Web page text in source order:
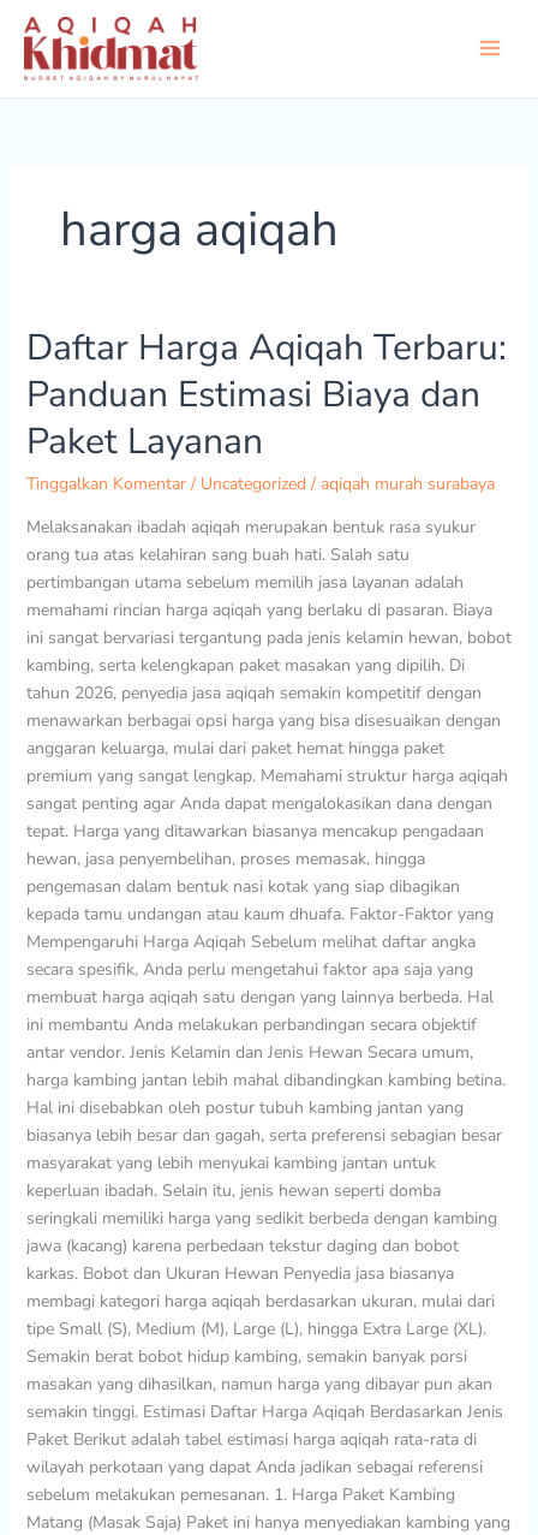
Lewati
konten
harga aqiqah
Daftar Harga Aqiqah Terbaru:
Panduan Estimasi Biaya dan
Paket Layanan
Tinggalkan Komentar / Uncategorized / aqiqah murah surabaya
Melaksanakan ibadah aqiqah merupakan bentuk rasa syukur
orang tua atas kelahiran sang buah hati. Salah satu
pertimbangan utama sebelum memilih jasa layanan adalah
memahami rincian harga aqiqah yang berlaku di pasaran. Biaya
ini sangat bervariasi tergantung pada jenis kelamin hewan, bobot
kambing, serta kelengkapan paket masakan yang dipilih. Di
tahun 2026, penyedia jasa aqiqah semakin kompetitif dengan
menawarkan berbagai opsi harga yang bisa disesuaikan dengan
anggaran keluarga, mulai dari paket hemat hingga paket
premium yang sangat lengkap. Memahami struktur harga aqiqah
sangat penting agar Anda dapat mengalokasikan dana dengan
tepat. Harga yang ditawarkan biasanya mencakup pengadaan
hewan, jasa penyembelihan, proses memasak, hingga
pengemasan dalam bentuk nasi kotak yang siap dibagikan
kepada tamu undangan atau kaum dhuafa. Faktor-Faktor yang
Mempengaruhi Harga Aqiqah Sebelum melihat daftar angka
secara spesifik, Anda perlu mengetahui faktor apa saja yang
membuat harga aqiqah satu dengan yang lainnya berbeda. Hal
ini membantu Anda melakukan perbandingan secara objektif
antar vendor. Jenis Kelamin dan Jenis Hewan Secara umum,
harga kambing jantan lebih mahal dibandingkan kambing betina.
Hal ini disebabkan oleh postur tubuh kambing jantan yang
biasanya lebih besar dan gagah, serta preferensi sebagian besar
masyarakat yang lebih menyukai kambing jantan untuk
keperluan ibadah. Selain itu, jenis hewan seperti domba
seringkali memiliki harga yang sedikit berbeda dengan kambing
jawa (kacang) karena perbedaan tekstur daging dan bobot
karkas. Bobot dan Ukuran Hewan Penyedia jasa biasanya
membagi kategori harga aqiqah berdasarkan ukuran, mulai dari
tipe Small (S), Medium (M), Large (L), hingga Extra Large (XL).
Semakin berat bobot hidup kambing, semakin banyak porsi
masakan yang dihasilkan, namun harga yang dibayar pun akan
semakin tinggi. Estimasi Daftar Harga Aqiqah Berdasarkan Jenis
Paket Berikut adalah tabel estimasi harga aqiqah rata-rata di
wilayah perkotaan yang dapat Anda jadikan sebagai referensi
sebelum melakukan pemesanan. 1. Harga Paket Kambing
Matang (Masak Saja) Paket ini hanya menyediakan kambing yang
Daftar
Harga
Aqiqah
Panduan
Estimasi
dan
Paket
Layanan